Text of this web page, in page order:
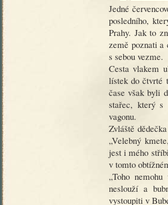
Jedné
posledního,
Prahy. Jak to
země poznati a
s sebou vezme.
Cesta vlakem
lístek do čtvrté
čase však byli
stařec, který s
vagonu.
Zvláště
„Velebný
jest i mého
v tomto
„Toho
neslouží a
vystoupiti v